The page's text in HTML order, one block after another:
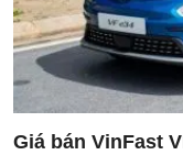
Giá bán VinFast